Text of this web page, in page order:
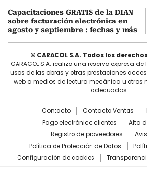
Capacitaciones GRATIS de la DIAN
sobre facturación electrónica en
agosto y septiembre : fechas y más
© CARACOL S.A. Todos los
CARACOL S.A. realiza una reserva expresa
usos de las obras y otras prestaciones
web a medios de lectura mecánica u otros
adecuados.
Contacto Contacto Ventas
Pago electrónico clientes
Alta
Registro de proveedores
Política de Protección de Datos
Configuración de cookies